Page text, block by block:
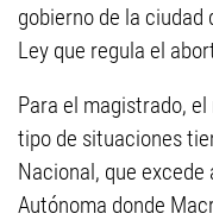
gobierno de la ciudad
Ley que regula el
Para el magistrado,
tipo de situaciones
Nacional, que
Autónoma donde